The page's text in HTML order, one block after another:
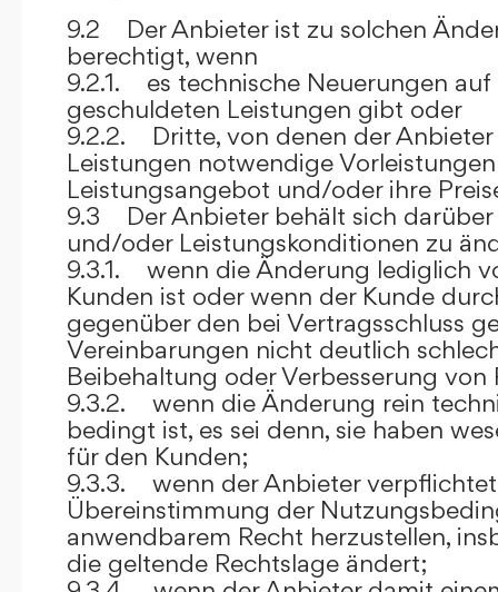
9.2 Der Anbieter ist zu solchen
berechtigt, wenn
9.2.1. es technische Neuerungen
geschuldeten Leistungen gibt oder
9.2.2. Dritte, von denen der Anbieter
Leistungen notwendige
Leistungsangebot und/oder ihre
9.3 Der Anbieter behält sich darüber
und/oder Leistungskonditionen zu
9.3.1. wenn die Änderung lediglich
Kunden ist oder wenn der Kunde
gegenüber den bei Vertragsschluss
Vereinbarungen nicht deutlich
Beibehaltung oder Verbesserung
9.3.2. wenn die Änderung rein
bedingt ist, es sei denn, sie haben
für den Kunden;
9.3.3. wenn der Anbieter verpflichtet
Übereinstimmung der
anwendbarem Recht herzustellen,
die geltende Rechtslage ändert;